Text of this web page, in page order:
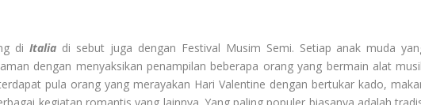
di Italia di sebut juga dengan Festival Musim Semi. Setiap anak muda
dengan menyaksikan penampilan beberapa orang yang bermain alat
pula orang yang merayakan Hari Valentine dengan bertukar kado,